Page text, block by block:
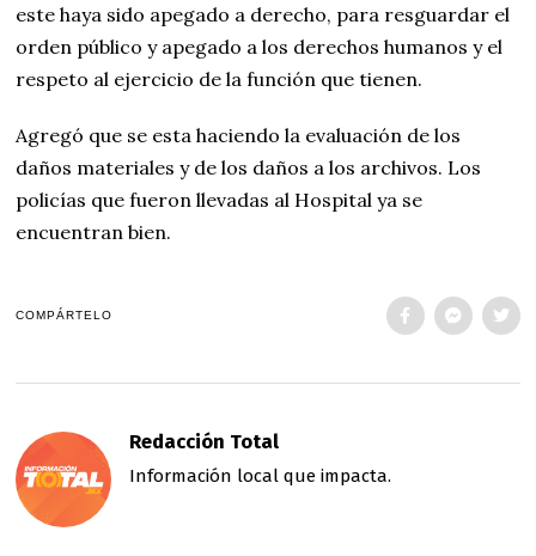
este haya sido apegado a derecho, para resguardar el
orden público y apegado a los derechos humanos y el
respeto al ejercicio de la función que tienen.
Agregó que se esta haciendo la evaluación de los
daños materiales y de los daños a los archivos. Los
policías que fueron llevadas al Hospital ya se
encuentran bien.
COMPÁRTELO
Redacción Total
Información local que impacta.